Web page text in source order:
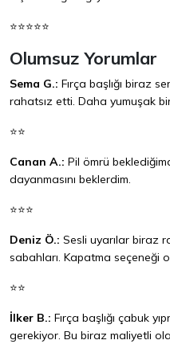
⭐⭐⭐⭐⭐
Olumsuz Yorumlar
Sema G.: Fırça başlığı biraz
rahatsız etti. Daha yumuşak
⭐⭐
Canan A.: Pil ömrü
dayanmasını beklerdim.
⭐⭐⭐
Deniz Ö.: Sesli uyarılar biraz
sabahları. Kapatma seçeneği
⭐⭐
İlker B.: Fırça başlığı çabuk
gerekiyor. Bu biraz maliyetli